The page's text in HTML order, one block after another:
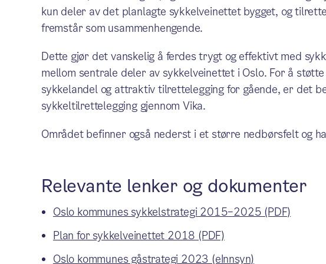
kun deler av det planlagte sykkelveinettet bygget, og
fremstår som usammenhengende.
Dette gjør det vanskelig å ferdes trygt og effektivt med
mellom sentrale deler av sykkelveinettet i Oslo. For å
sykkelandel og attraktiv tilrettelegging for gående, er det
sykkeltilrettelegging gjennom Vika.
Området befinner også nederst i et større nedbørsfelt og
Relevante lenker og dokumenter
Oslo kommunes sykkelstrategi 2015–2025 (PDF)
Plan for sykkelveinettet 2018 (PDF)
Oslo kommunes gåstrategi 2023 (eInnsyn)